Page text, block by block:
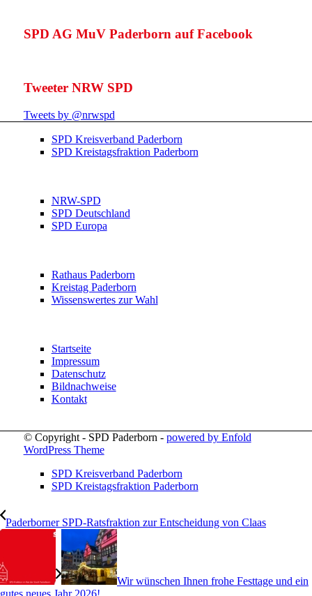
SPD AG MuV Paderborn auf Facebook
Tweeter NRW SPD
Tweets by @nrwspd
SPD Kreisverband Paderborn
SPD Kreistagsfraktion Paderborn
NRW-SPD
SPD Deutschland
SPD Europa
Rathaus Paderborn
Kreistag Paderborn
Wissenswertes zur Wahl
Startseite
Impressum
Datenschutz
Bildnachweise
Kontakt
© Copyright - SPD Paderborn - powered by Enfold
WordPress Theme
SPD Kreisverband Paderborn
SPD Kreistagsfraktion Paderborn
Paderborner SPD-Ratsfraktion zur Entscheidung von Claas
Wir wünschen Ihnen frohe Festtage und ein
gutes neues Jahr 2026!